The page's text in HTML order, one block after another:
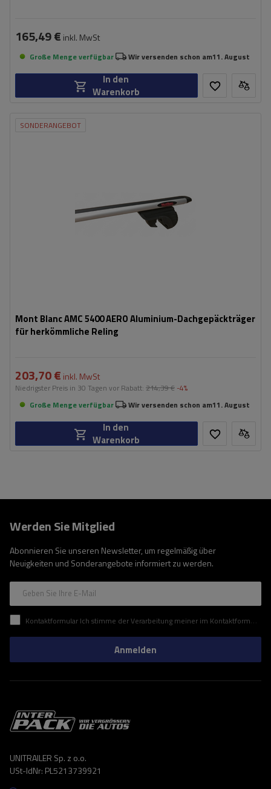
165,49 € inkl. MwSt
Große Menge verfügbar Wir versenden schon am11. August
In den
Warenkorb
SONDERANGEBOT
Mont Blanc AMC 5400 AERO Aluminium-Dachgepäckträger
für herkömmliche Reling
203,70 € inkl. MwSt
Niedrigster Preis in 30 Tagen vor Rabatt: 214,39 € -4%
Große Menge verfügbar
Wir versenden schon am11. August
In den
Warenkorb
Werden Sie Mitglied
Abonnieren Sie unseren Newsletter, um regelmäßig über
Neuigkeiten und Sonderangebote informiert zu werden.
Geben Sie Ihre E-Mail
Kontaktformular Ich stimme der Verarbeitung meiner im Kontaktformular enthaltenen personenbezogenen Daten gemäß der Verordnung (EU) des Europäischen Parlaments und des Rates zu.
Anmelden
UNITRAILER Sp. z o.o.
USt-IdNr: PL5213739921